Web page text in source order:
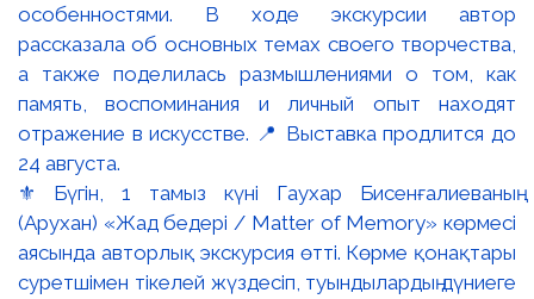
⚜️ Бүгін, 1 тамыз күні Гаухар Бисенғалиеваның
(Арухан) «Жад бедері / Matter of Memory» көрмесі
аясында авторлық экскурсия өтті. Көрме қонақтары
суретшімен тікелей жүздесіп, туындылардың дүниеге